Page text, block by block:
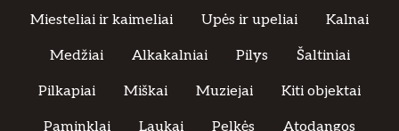
Miesteliai ir kaimeliai Upės ir upeliai Kalnai
Medžiai Alkakalniai Pilys Šaltiniai
Pilkapiai Miškai Muziejai Kiti objektai
Paminklai Laukai Pelkės Atodangos